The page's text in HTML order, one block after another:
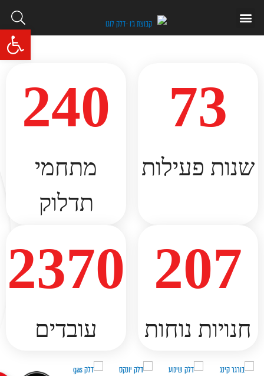
פתח סרגל
73
שנות פעילות​
240
מתחמי
תדלוק​
207
חנויות נוחות​
2370
עובדים​